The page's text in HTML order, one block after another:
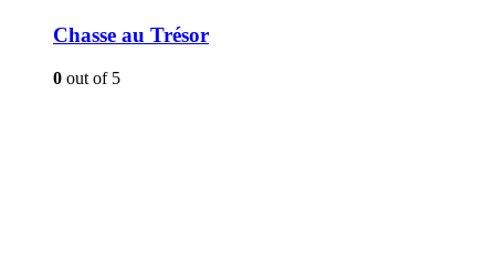
Chasse au Trésor
0 out of 5